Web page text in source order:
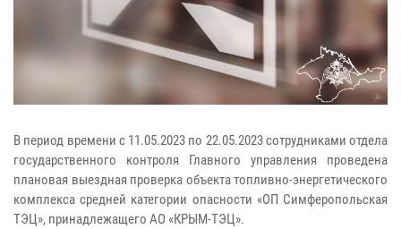
В период времени с 11.05.2023 по 22.05.2023 сотрудниками отдела
государственного контроля Главного управления проведена
плановая выездная проверка объекта топливно-энергетического
комплекса средней категории опасности «ОП Симферопольская
ТЭЦ», принадлежащего АО «КРЫМ-ТЭЦ».